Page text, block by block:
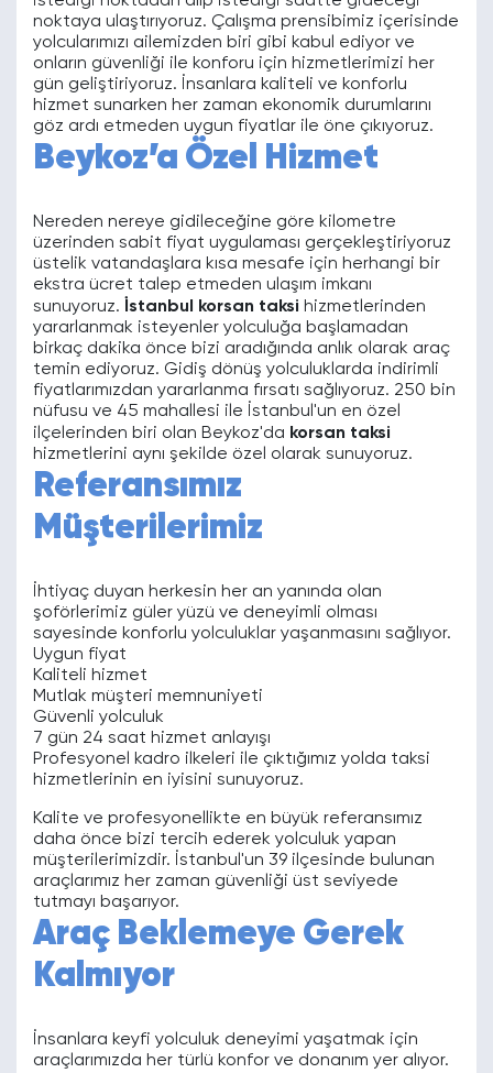
noktaya ulaştırıyoruz. Çalışma prensibimiz içerisinde
yolcularımızı ailemizden biri gibi kabul ediyor ve
onların güvenliği ile konforu için hizmetlerimizi her
gün geliştiriyoruz. İnsanlara kaliteli ve konforlu
hizmet sunarken her zaman ekonomik durumlarını
göz ardı etmeden uygun fiyatlar ile öne çıkıyoruz.
Beykoz’a Özel Hizmet
Nereden nereye gidileceğine göre kilometre
üzerinden sabit fiyat uygulaması gerçekleştiriyoruz
üstelik vatandaşlara kısa mesafe için herhangi bir
ekstra ücret talep etmeden ulaşım imkanı
sunuyoruz.
İstanbul korsan taksi hizmetlerinden
yararlanmak isteyenler yolculuğa başlamadan
birkaç dakika önce bizi aradığında anlık olarak araç
temin ediyoruz. Gidiş dönüş yolculuklarda indirimli
fiyatlarımızdan yararlanma fırsatı sağlıyoruz. 250 bin
nüfusu ve 45 mahallesi ile İstanbul'un en özel
ilçelerinden biri olan Beykoz'da korsan taksi
hizmetlerini aynı şekilde özel olarak sunuyoruz.
Referansımız
Müşterilerimiz
İhtiyaç duyan herkesin her an yanında olan
şoförlerimiz güler yüzü ve deneyimli olması
sayesinde konforlu yolculuklar yaşanmasını sağlıyor.
Uygun fiyat
Kaliteli hizmet
Mutlak müşteri memnuniyeti
Güvenli yolculuk
7 gün 24 saat hizmet anlayışı
Profesyonel kadro ilkeleri ile çıktığımız yolda taksi
hizmetlerinin en iyisini sunuyoruz.
Kalite ve profesyonellikte en büyük referansımız
daha önce bizi tercih ederek yolculuk yapan
müşterilerimizdir. İstanbul'un 39 ilçesinde bulunan
araçlarımız her zaman güvenliği üst seviyede
tutmayı başarıyor.
Araç Beklemeye Gerek
Kalmıyor
İnsanlara keyfi yolculuk deneyimi yaşatmak için
araçlarımızda her türlü konfor ve donanım yer alıyor.